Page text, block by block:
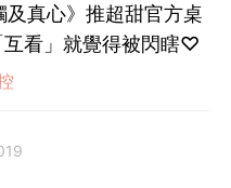
真心》推超甜官方桌
看」就覺得被閃瞎♡